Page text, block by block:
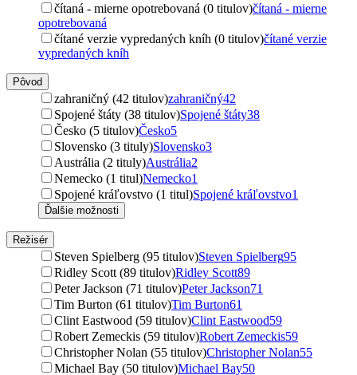
čítaná - mierne opotrebovaná (0 titulov)čítaná - mierne
opotrebovaná
čítané verzie vypredaných kníh (0 titulov)čítané verzie
vypredaných kníh
Pôvod
zahraničný (42 titulov)zahraničný42
Spojené štáty (38 titulov)Spojené štáty38
Česko (5 titulov)Česko5
Slovensko (3 tituly)Slovensko3
Austrália (2 tituly)Austrália2
Nemecko (1 titul)Nemecko1
Spojené kráľovstvo (1 titul)Spojené kráľovstvo1
Ďalšie možnosti
Režisér
Steven Spielberg (95 titulov)Steven Spielberg95
Ridley Scott (89 titulov)Ridley Scott89
Peter Jackson (71 titulov)Peter Jackson71
Tim Burton (61 titulov)Tim Burton61
Clint Eastwood (59 titulov)Clint Eastwood59
Robert Zemeckis (59 titulov)Robert Zemeckis59
Christopher Nolan (55 titulov)Christopher Nolan55
Michael Bay (50 titulov)Michael Bay50